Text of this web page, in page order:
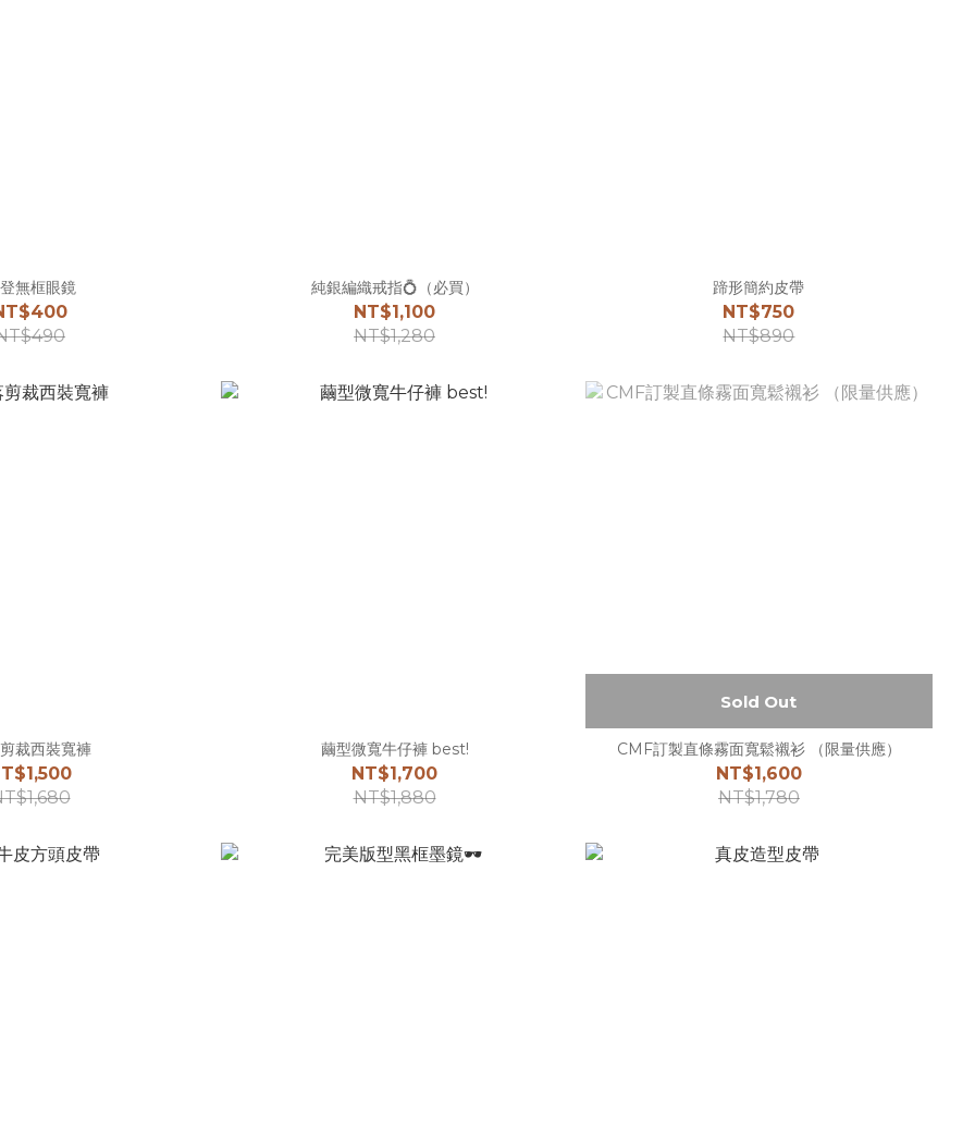
無框眼鏡 純銀編織戒指💍（必買）
NT$1,100
NT$1,280
蹄形簡約皮帶
NT$750
NT$890
裁西裝寬褲 繭型微寬牛仔褲 best!
NT$1,700
NT$1,880
Sold Out
CMF訂製直條霧面寬鬆襯衫 （限量供應）
NT$1,600
NT$1,780